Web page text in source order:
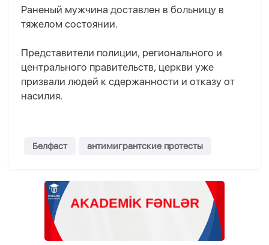
Раненый мужчина доставлен в больницу в
тяжелом состоянии.
Представители полиции, регионального и
центрального правительств, церкви уже
призвали людей к сдержанности и отказу от
насилия.
Белфаст антимигрантские протесты